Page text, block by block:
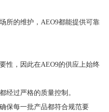
所的维护，AEO9都能提供可靠
性，因此在AEO9的供应上始终
经过严格的质量控制。
保每一批产品都符合规范要